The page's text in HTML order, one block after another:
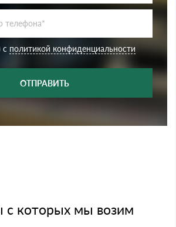
с политикой конфиденциальности
ОТПРАВИТЬ
с которых мы возим